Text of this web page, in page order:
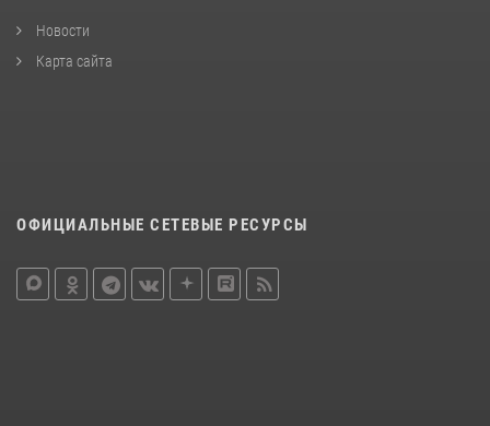
Новости
Карта сайта
ОФИЦИАЛЬНЫЕ СЕТЕВЫЕ РЕСУРСЫ